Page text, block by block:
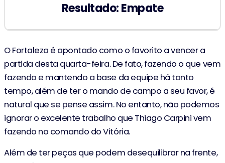
Resultado: Empate
O Fortaleza é apontado como o favorito a vencer a
partida desta quarta-feira. De fato, fazendo o que vem
fazendo e mantendo a base da equipe há tanto
tempo, além de ter o mando de campo a seu favor, é
natural que se pense assim. No entanto, não podemos
ignorar o excelente trabalho que Thiago Carpini vem
fazendo no comando do Vitória.
Além de ter peças que podem desequilibrar na frente,